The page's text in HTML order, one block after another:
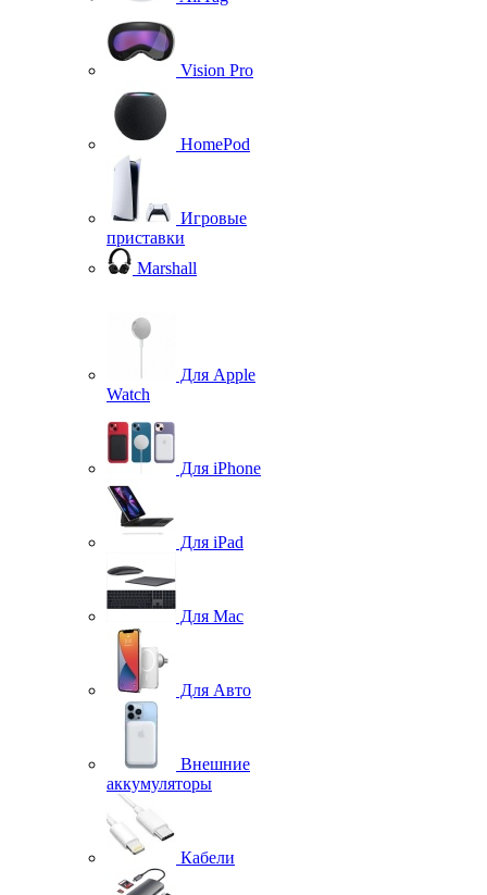
Vision Pro
HomePod
Игровые
приставки
Marshall
Для Apple
Watch
Для iPhone
Для iPad
Для Mac
Для Авто
Внешние
аккумуляторы
Кабели